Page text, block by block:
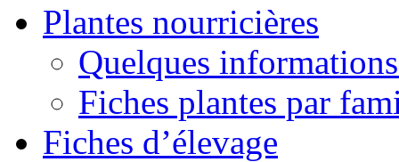
Plantes nourricières
Quelques
Fiches plantes par
Fiches d’élevage